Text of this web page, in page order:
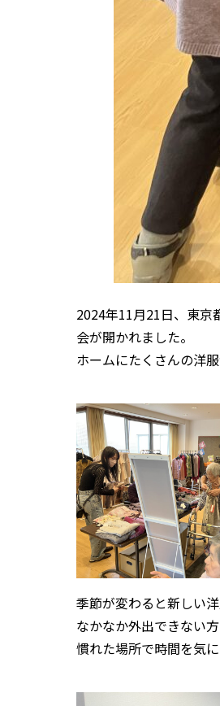
2024年11月21日、東京
会が開かれました。
ホームにたくさんの洋
季節が変わると新しい
なかなか外出できない
慣れた場所で時間を気